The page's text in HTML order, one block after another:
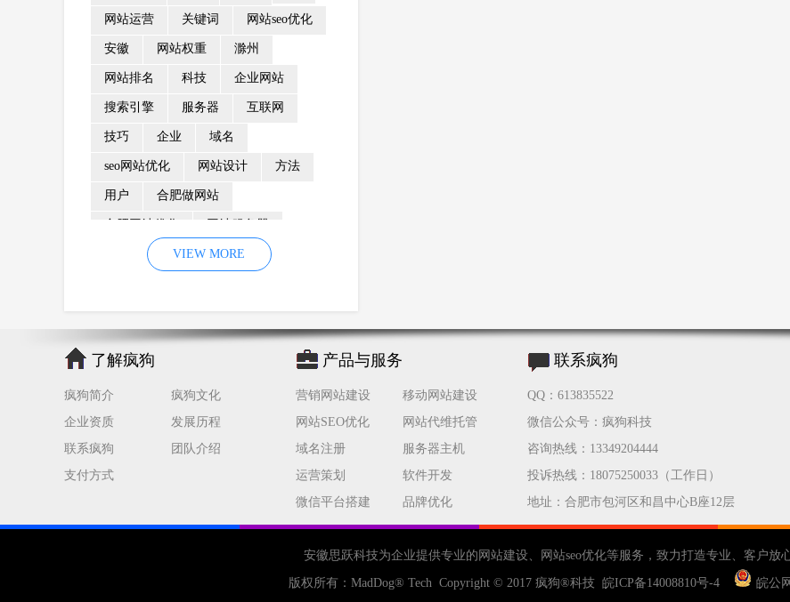
网站运营 关键词 网站seo优化
安徽 网站权重 滁州
网站排名 科技 企业网站
搜索引擎 服务器 互联网
技巧 企业 域名
seo网站优化 网站设计 方法
用户 合肥做网站
优化 网站降权
企业网站建设 效果 页面
网络营销 因素 网络公司
网站流量
百度优化 网站收录
网站seo 专业
VIEW MORE
了解疯狗
疯狗简介
疯狗文化
企业资质
发展历程
联系疯狗
团队介绍
支付方式
产品与服务
营销网站建设
移动网站建设
网站SEO优化
网站代维托管
域名注册
服务器主机
运营策划
软件开发
微信平台搭建
品牌优化
联系疯狗
QQ：613835522
微信公众号：疯狗科技
咨询热线：13349204444
投诉热线：18075250033（工作日）
地址：合肥市包河区和昌中心B座12层
安徽思跃科技为企业提供专业的 网站建设 、 网站seo优化等服务，致力打造专业、客户放
版权所有： MadDog® Tech Copyright © 2017 疯狗®科技 皖ICP备14008810号-4 皖公